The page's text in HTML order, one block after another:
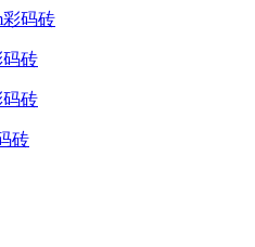
彩码砖
码砖
码砖
砖